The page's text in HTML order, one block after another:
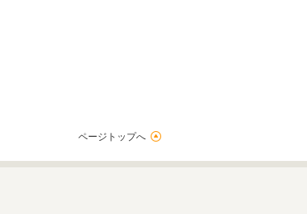
ページトップへ